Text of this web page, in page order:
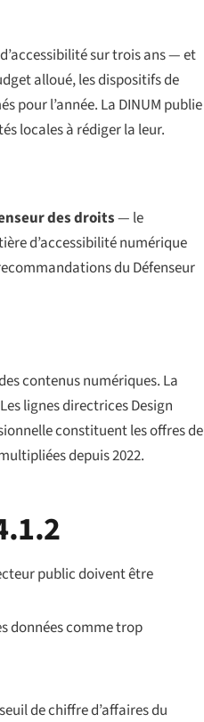
sur trois ans — et
alloué, les dispositifs de
pour l’année. La DINUM publie
locales à rédiger la leur.
des droits— le
d’accessibilité numérique
du Défenseur
contenus numériques. La
lignes directricesDesign
constituent les offres de
depuis 2022.
public doivent être
données comme trop
de chiffre d’affaires du